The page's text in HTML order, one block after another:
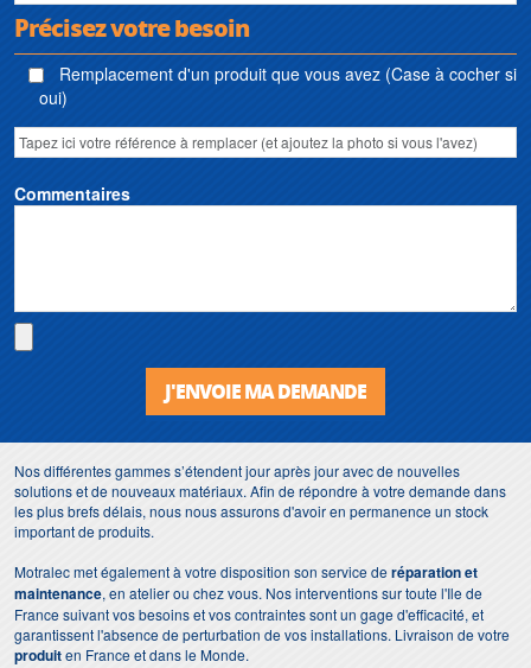
Précisez votre besoin
Remplacement d'un produit que vous avez (Case à cocher si
oui)
Commentaires
J'ENVOIE MA DEMANDE
Nos différentes gammes s’étendent jour après jour avec de nouvelles
solutions et de nouveaux matériaux. Afin de répondre à votre demande dans
les plus brefs délais, nous nous assurons d'avoir en permanence un stock
important de produits.
Motralec met également à votre disposition son service deréparation et
maintenance, en atelier ou chez vous. Nos interventions sur toute l'Ile de
France suivant vos besoins et vos contraintes sont un gage d'efficacité, et
garantissent l'absence de perturbation de vos installations. Livraison de votre
produiten France et dans le Monde.